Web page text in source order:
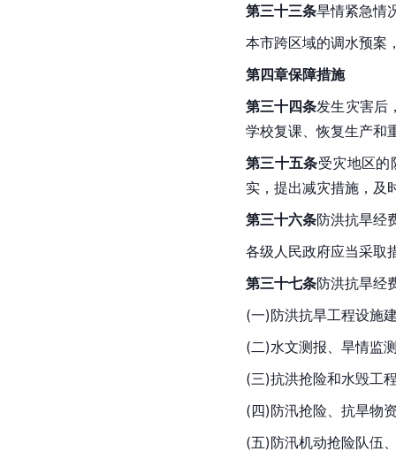
第三十三条旱情紧急情
本市跨区域的调水预案
第四章保障措施
第三十四条发生灾害后
学校复课、恢复生产和
第三十五条受灾地区的
实，提出减灾措施，及
第三十六条防洪抗旱经
各级人民政府应当采取
第三十七条防洪抗旱经
(一)防洪抗旱工程设施
(二)水文测报、旱情监
(三)抗洪抢险和水毁工
(四)防汛抢险、抗旱物
(五)防汛机动抢险队伍